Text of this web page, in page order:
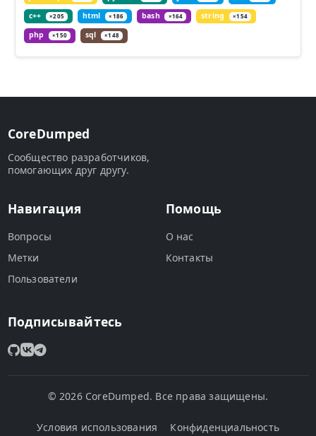
c++ ×205 html ×186 bash ×164 string ×154
php ×150 sql ×148
CoreDumped
Сообщество разработчиков,
помогающих друг другу.
Навигация
Вопросы
Метки
Пользователи
Помощь
О нас
Контакты
Подписывайтесь
© 2026 CoreDumped. Все права защищены.
Условия использования Конфиденциальность